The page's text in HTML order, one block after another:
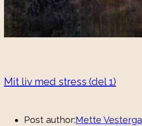
Mit liv med stress (del 1)
Post author:Mette